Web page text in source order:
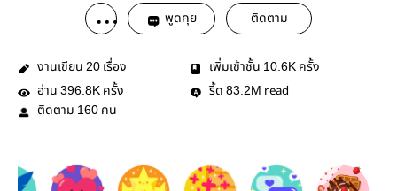
พูดคุย ติดตาม
งานเขียน 20 เรื่อง เพิ่มเข้าชั้น 10.6K ครั้ง
อ่าน 396.8K ครั้ง รี้ด 83.2M read
ติดตาม 160 คน